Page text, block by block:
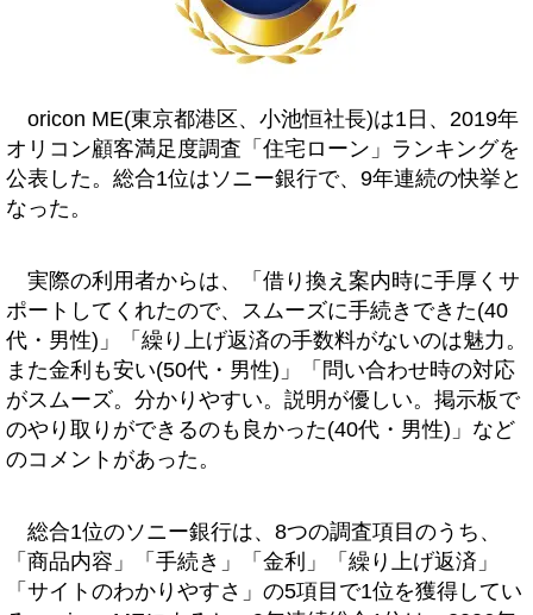
oricon ME(東京都港区、小池恒社長)は1日、2019年
オリコン顧客満足度調査「住宅ローン」ランキングを
公表した。総合1位はソニー銀行で、9年連続の快挙と
なった。
実際の利用者からは、「借り換え案内時に手厚くサ
ポートしてくれたので、スムーズに手続きできた(40
代・男性)」「繰り上げ返済の手数料がないのは魅力。
また金利も安い(50代・男性)」「問い合わせ時の対応
がスムーズ。分かりやすい。説明が優しい。掲示板で
のやり取りができるのも良かった(40代・男性)」など
のコメントがあった。
総合1位のソニー銀行は、8つの調査項目のうち、
「商品内容」「手続き」「金利」「繰り上げ返済」
「サイトのわかりやすさ」の5項目で1位を獲得してい